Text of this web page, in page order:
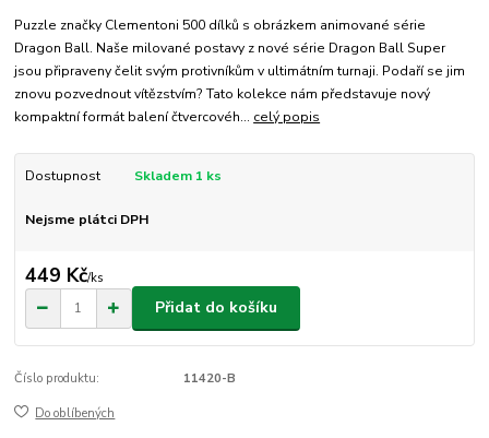
Puzzle značky Clementoni 500 dílků s obrázkem animované série
Dragon Ball. Naše milované postavy z nové série Dragon Ball Super
jsou připraveny čelit svým protivníkům v ultimátním turnaji. Podaří se jim
znovu pozvednout vítězstvím? Tato kolekce nám představuje nový
kompaktní formát balení čtvercovéh... celý popis
Dostupnost Skladem 1 ks
Nejsme plátci DPH
449 Kč/ks
Přidat do košíku
Číslo produktu: 11420-B
Do oblíbených